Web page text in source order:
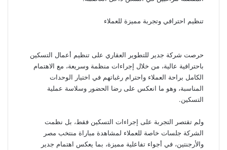
تنظيم احترافي وتجربة مميزة للعملاء
حرصت شركة جدير للتطوير العقاري على تنظيم أعمال التسكين
باحترافية عالية، من خلال إجراءات منظمة وسريعة، مع الاهتمام
الكامل براحة العملاء واحترام رغباتهم في اختيار الوحدات
المناسبة، وهو ما انعكس على رضا الحضور وسلاسة عملية
التسكين.
ولم تقتصر التجربة على إجراءات التسكين فقط، بل نظمت
الشركة جلسات خاصة للعملاء لمشاهدة مباراة منتخب مصر
والأرجنتين، في أجواء تفاعلية مميزة، بما يعكس اهتمام جدير